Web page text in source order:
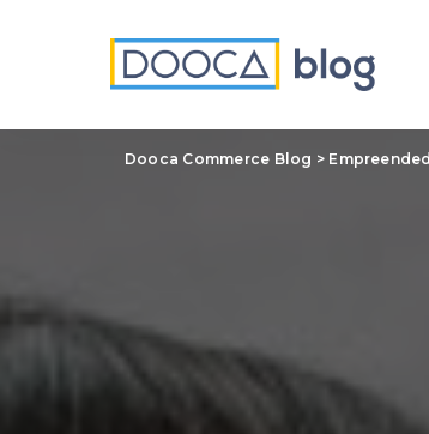
Dooca Commerce Blog >